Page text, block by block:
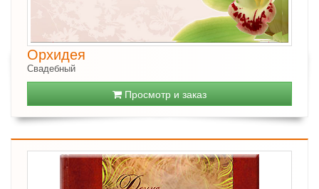
Орхидея
Свадебный
Просмотр и заказ